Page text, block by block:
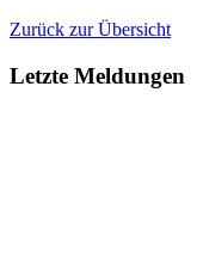
Zurück zur Übersicht
Letzte Meldungen